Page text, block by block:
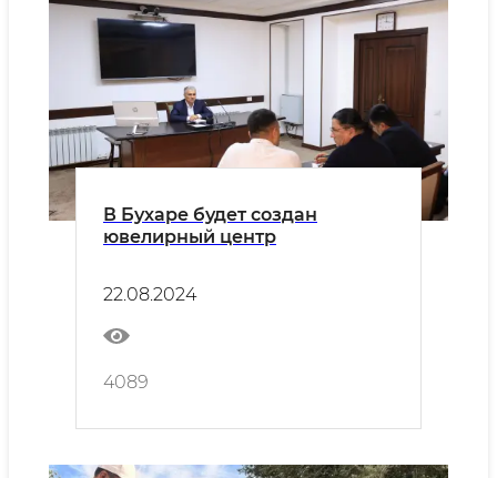
В Бухаре будет создан
ювелирный центр
22.08.2024
4089